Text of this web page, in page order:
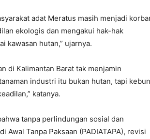
adat Meratus masih menjadi
ekologis dan mengakui hak-hak
kawasan hutan,” ujarnya.
di Kalimantan Barat tak menjamin
industri itu bukan hutan, tapi kebun
katanya.
tanpa perlindungan sosial dan
Tanpa Paksaan (PADIATAPA), revisi